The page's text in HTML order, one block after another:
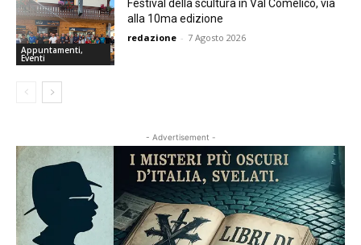
Appuntamenti,
Eventi
Festival della scultura in Val Comelico, via
alla 10ma edizione
redazione - 7 Agosto 2026
- Advertisement -